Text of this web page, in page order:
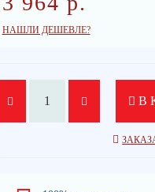
НАШЛИ ДЕШЕВЛЕ?
В